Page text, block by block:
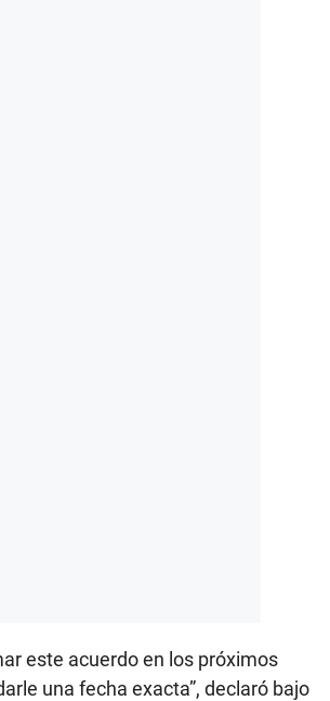
este acuerdo en los próximos
una fecha exacta”, declaró bajo